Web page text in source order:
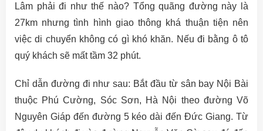
Lâm phải đi như thế nào? Tổng quãng đường này là
27km nhưng tình hình giao thông khá thuận tiện nên
việc di chuyển không có gì khó khăn. Nếu đi bằng ô tô
quý khách sẽ mất tầm 32 phút.
Chỉ dẫn đường đi như sau: Bắt đầu từ sân bay Nội Bài
thuộc Phú Cường, Sóc Sơn, Hà Nội theo đường Võ
Nguyên Giáp đến đường 5 kéo dài đến Đức Giang. Từ